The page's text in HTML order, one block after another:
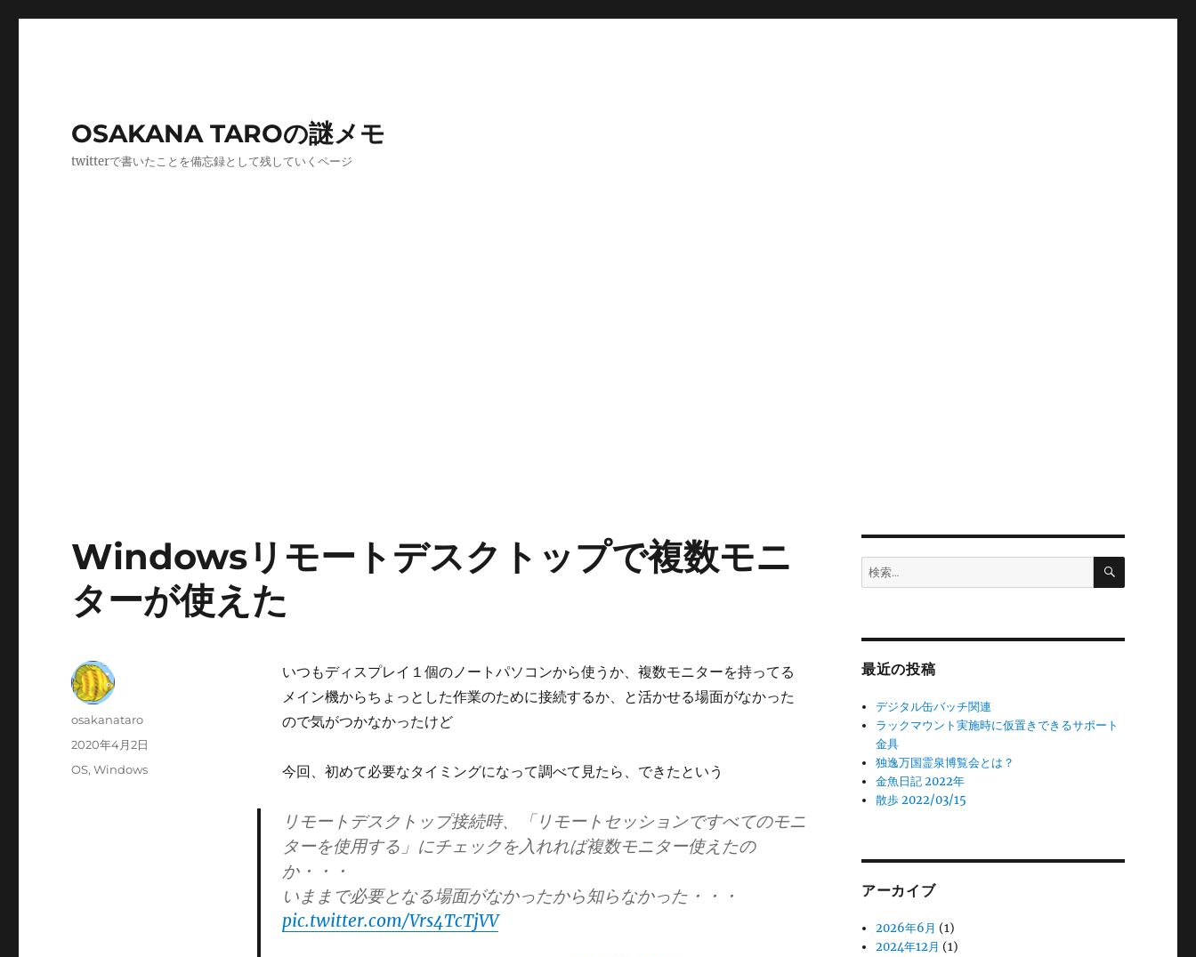
OSAKANA TAROの謎メモ
twitterで書いたことを備忘録として残していくページ
Windowsリモートデスクトップで複数モニ
ターが使えた
いつもディスプレイ１個のノートパソコンから使うか、複数モニターを持ってる
メイン機からちょっとした作業のために接続するか、と活かせる場面がなかった
ので気がつかなかったけど
今回、初めて必要なタイミングになって調べて見たら、できたという
リモートデスクトップ接続時、「リモートセッションですべてのモニ
ターを使用する」にチェックを入れれば複数モニター使えたの
か・・・
いままで必要となる場面がなかったから知らなかった・・・
pic.twitter.com/Vrs4TcTjVV
投
osakanataro
投
2020年4月2日
カ
OS,Windows
検
索:
検
最近の投稿
デジタル缶バッチ関連
ラックマウント実施時に仮置きできるサポート
金具
独逸万国霊泉博覧会とは？
金魚日記 2022年
散歩 2022/03/15
アーカイブ
2026年6月 (1)
2024年12月 (1)